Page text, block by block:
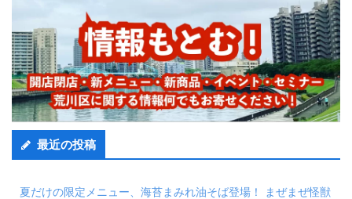
最近の投稿
夏だけの限定メニュー、海苔まみれ油そば登場！ まぜまぜ怪獣